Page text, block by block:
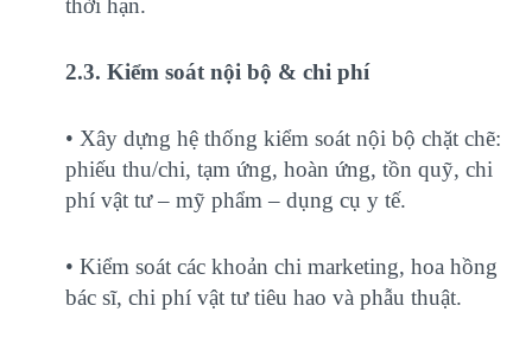
thời hạn.
2.3. Kiểm soát nội bộ & chi phí
• Xây dựng hệ thống kiểm soát nội bộ chặt chẽ:
phiếu thu/chi, tạm ứng, hoàn ứng, tồn quỹ, chi
phí vật tư – mỹ phẩm – dụng cụ y tế.
• Kiểm soát các khoản chi marketing, hoa hồng
bác sĩ, chi phí vật tư tiêu hao và phẫu thuật.